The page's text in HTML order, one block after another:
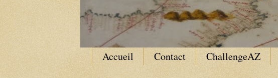
Accueil Contact ChallengeAZ